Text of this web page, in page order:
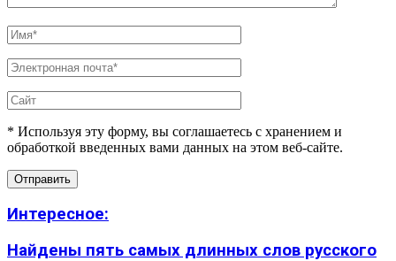
* Используя эту форму, вы соглашаетесь с хранением и
обработкой введенных вами данных на этом веб-сайте.
Интересное:
Найдены пять самых длинных слов русского